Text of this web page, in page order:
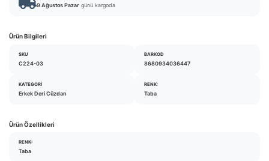
9 Ağustos Pazar günü kargoda
Ürün Bilgileri
SKU
C224-03
BARKOD
8680934036447
KATEGORI
Erkek Deri Cüzdan
RENK:
Taba
Ürün Özellikleri
RENK:
Taba